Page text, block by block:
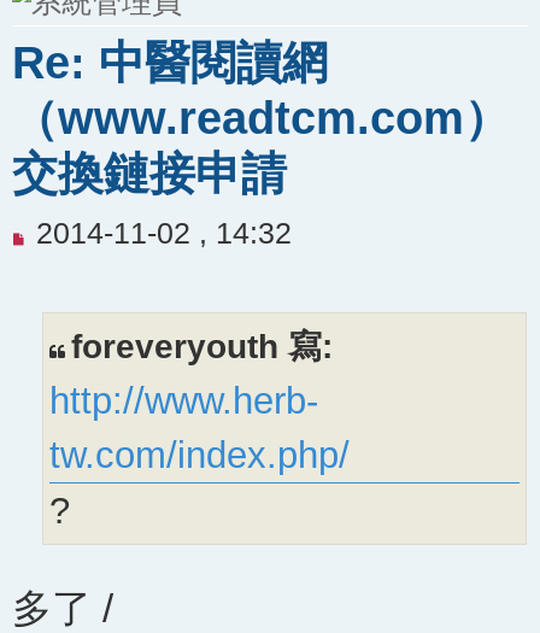
Re: 中醫閱讀網
（www.readtcm.com）
交換鏈接申請
未
讀
文
2014-11-02 , 14:32
foreveryouth 寫:
http://www.herb-
tw.com/index.php/
?
多了 /